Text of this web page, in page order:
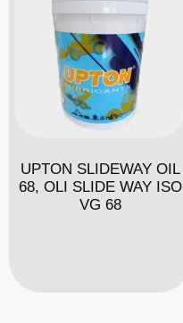
UPTON SLIDEWAY OIL
68, OLI SLIDE WAY ISO
VG 68